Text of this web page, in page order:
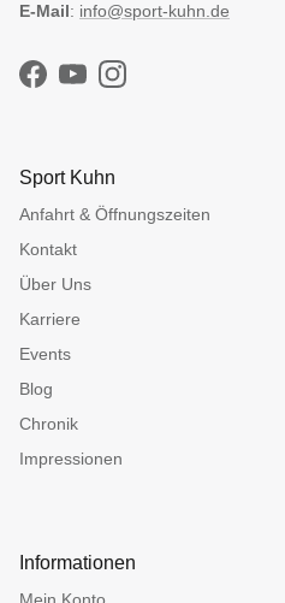
E-Mail: info@sport-kuhn.de
Facebook
YouTubeInstagram
Sport Kuhn
Anfahrt & Öffnungszeiten
Kontakt
Über Uns
Karriere
Events
Blog
Chronik
Impressionen
Informationen